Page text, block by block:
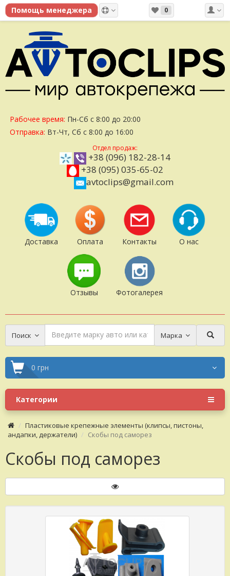
0
Рабочее время: Пн-Сб с 8:00 до 20:00
Отправка: Вт-Чт, Сб с 8:00 до 16:00
Отдел продаж:
+38 (096) 182-28-14
+38 (095) 035-65-02
avtoclips@gmail.com
Доставка Оплата Контакты О нас
Отзывы Фотогалерея
Поиск Марка
0 грн
Категории
Пластиковые крепежные элементы (клипсы, пистоны,
андапки, держатели)
Скобы под саморез
Скобы под саморез